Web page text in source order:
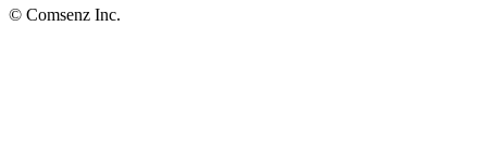
© Comsenz Inc.